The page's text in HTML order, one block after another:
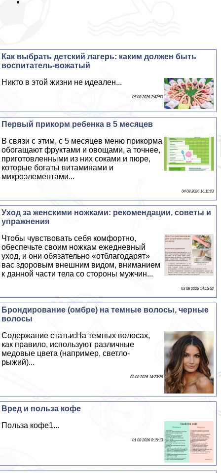
Как выбрать детский лагерь: каким должен быть
воспитатель-вожатый
Никто в этой жизни не идеален...
05 08 2026 7:47:53
Первый прикорм ребенка в 5 месяцев
В связи с этим, с 5 месяцев меню прикорма
обогащают фруктами и овощами, а точнее,
приготовленными из них соками и пюре,
которые богаты витаминами и
микроэлементами...
04 08 2026 16:11:23
Уход за женскими ножками: рекомендации, советы и
упражнения
Чтобы чувствовать себя комфортно,
обеспечьте своим ножкам ежедневный
уход, и они обязательно «отблагодарят»
вас здоровым внешним видом, вниманием
к данной части тела со стороны мужчин...
03 08 2026 14:15:52
Брондирование (омбре) на темные волосы, черные
волосы
Содержание статьи:На темных волосах,
как правило, используют различные
медовые цвета (например, светло-
рыжий)...
02 08 2026 14:23:26
Вред и польза кофе
Польза кофе1...
01 08 2026 0:15:13